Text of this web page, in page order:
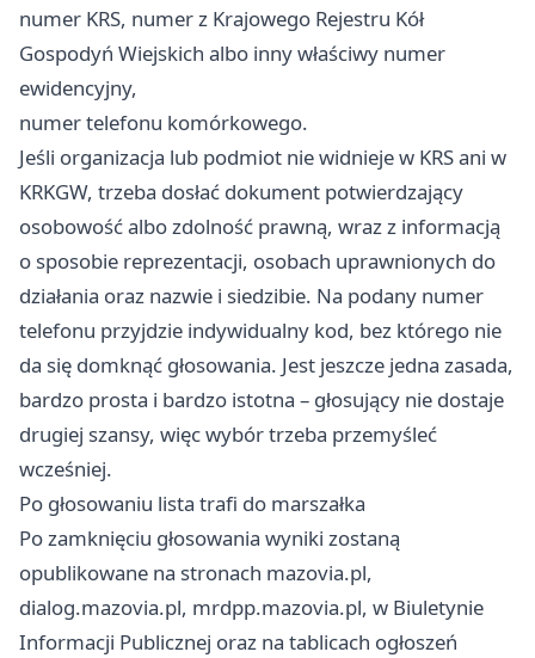
numer KRS, numer z Krajowego Rejestru Kół
Gospodyń Wiejskich albo inny właściwy numer
ewidencyjny,
numer telefonu komórkowego.
Jeśli organizacja lub podmiot nie widnieje w KRS ani w
KRKGW, trzeba dosłać dokument potwierdzający
osobowość albo zdolność prawną, wraz z informacją
o sposobie reprezentacji, osobach uprawnionych do
działania oraz nazwie i siedzibie. Na podany numer
telefonu przyjdzie indywidualny kod, bez którego nie
da się domknąć głosowania. Jest jeszcze jedna zasada,
bardzo prosta i bardzo istotna – głosujący nie dostaje
drugiej szansy, więc wybór trzeba przemyśleć
wcześniej.
Po głosowaniu lista trafi do marszałka
Po zamknięciu głosowania wyniki zostaną
opublikowane na stronach mazovia.pl,
dialog.mazovia.pl, mrdpp.mazovia.pl, w Biuletynie
Informacji Publicznej oraz na tablicach ogłoszeń